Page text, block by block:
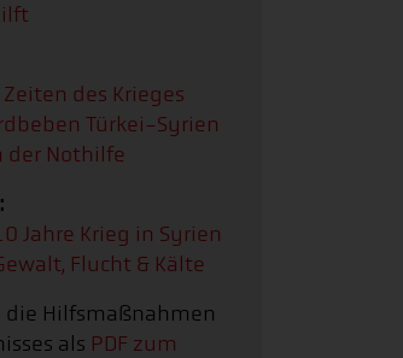
Zeiten des Krieges
Türkei-Syrien
der Nothilfe
Jahre Krieg in Syrien
Flucht & Kälte
die Hilfsmaßnahmen
als PDF zum